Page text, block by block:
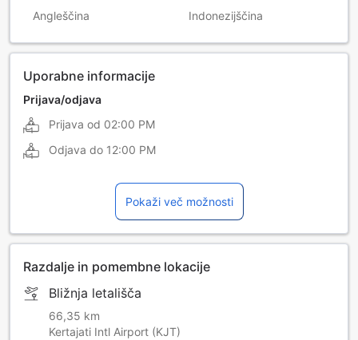
Angleščina Indonezijščina
Uporabne informacije
Prijava/odjava
Prijava od 02:00 PM
Odjava do 12:00 PM
Pokaži več možnosti
Razdalje in pomembne lokacije
Bližnja letališča
66,35 km
Kertajati Intl Airport (KJT)